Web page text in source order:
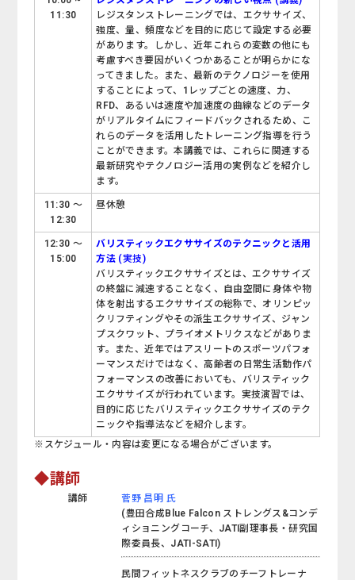
11:30
レジスタンストレーニングでは、エクササイズ、
強度、量、頻度などを目的に応じて設定する必要
があります。しかし、近年これらの変数の他にも
考慮すべき要因がいくつかあることが明らかにな
ってきました。また、最新のテクノロジーを使用
することによって、1レップごとの速度、力、
RFD、あるいは速度や加速度の曲線などのデータ
がリアルタイムにフィードバックされるため、こ
れらのデータを活用したトレーニング指導を行う
ことができます。本講義では、これらに関連する
最新研究やテクノロジー活用の実例などを紹介し
ます。
11:30 ～
12:30
昼休憩
12:30 ～
15:00
バリスティックエクササイズのテクニックと活用
方法 (実技)
バリスティックエクササイズとは、エクササイズ
の終盤に減速することなく、自由空間に身体や物
体を射出するエクササイズの総称で、オリンピッ
クリフティングやその派生エクササイズ、ジャン
プスクワット、プライオメトリクスなどがありま
す。また、近年ではアスリートのスポーツパフォ
ーマンスだけではなく、高齢者の日常生活動作パ
フォーマンスの改善においても、バリスティック
エクササイズが行われています。実技演習では、
目的に応じたバリスティックエクササイズのテク
ニックや指導法などを紹介します。
※スケジュール・内容は変更になる場合がございます。
◆講師
講師
菅野 昌明 氏
(豊田合成Blue Falcon ストレングス&コンデ
ィショニングコーチ、JATI副理事長・研究国
際委員長、JATI-SATI)
民間フィットネスクラブのチーフトレーナ